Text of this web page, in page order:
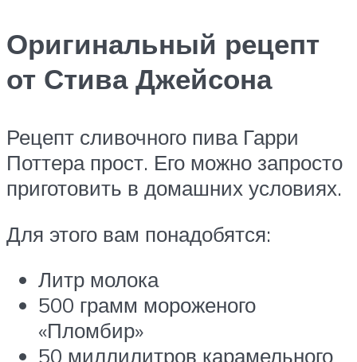
Оригинальный рецепт
от Стива Джейсона
Рецепт сливочного пива Гарри
Поттера прост. Его можно запросто
приготовить в домашних условиях.
Для этого вам понадобятся:
Литр молока
500 грамм мороженого
«Пломбир»
50 миллилитров карамельного